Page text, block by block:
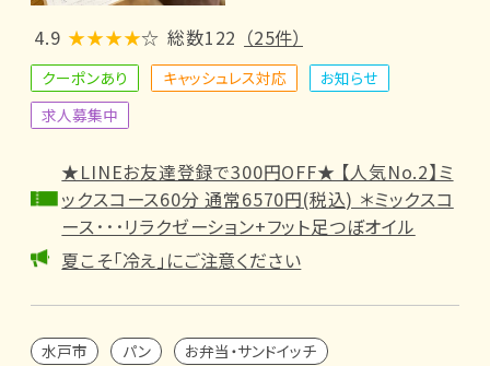
4.9 ★★★★☆ 総数122 （25件）
クーポンあり キャッシュレス対応
お知らせ
求人募集中
★LINEお友達登録で300円OFF★ 【人気No.2】ミ
ックスコース60分 通常6570円(税込) ＊ミックスコ
ース･･･リラクゼーション+フット足つぼオイル
夏こそ「冷え」にご注意ください
水戸市 パン お弁当・サンドイッチ